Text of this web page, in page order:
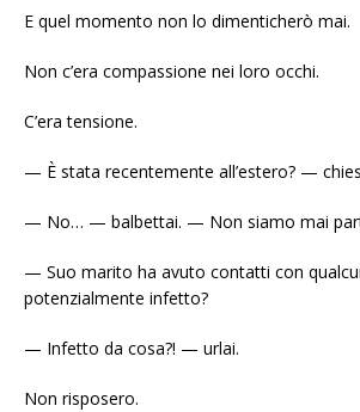
E quel momento non lo dimenticherò mai.
Non c’era compassione nei loro occhi.
C’era tensione.
— È stata recentemente all’estero? —
— No… — balbettai. — Non siamo mai
— Suo marito ha avuto contatti con
potenzialmente infetto?
— Infetto da cosa?! — urlai.
Non risposero.